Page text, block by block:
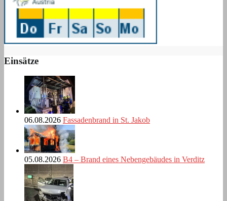
Einsätze
06.08.2026 Fassadenbrand in St. Jakob
05.08.2026 B4 – Brand eines Nebengebäudes in Verditz